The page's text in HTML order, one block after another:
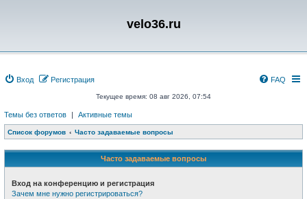
velo36.ru
Вход Регистрация FAQ
Текущее время: 08 авг 2026, 07:54
Темы без ответов | Активные темы
Список форумов Часто задаваемые вопросы
Часто задаваемые вопросы
Вход на конференцию и регистрация
Зачем мне нужно регистрироваться?